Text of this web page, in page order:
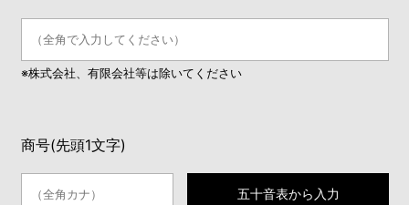
※株式会社、有限会社等は除いてください
商号(先頭1文字)
五十音表から入力